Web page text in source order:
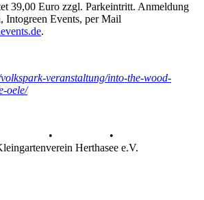
39,00 Euro zzgl. Parkeintritt. Anmeldung
Intogreen Events, per Mail
.
veranstaltung/into-the-wood-
oele/
•
•
Herthasee e.V.